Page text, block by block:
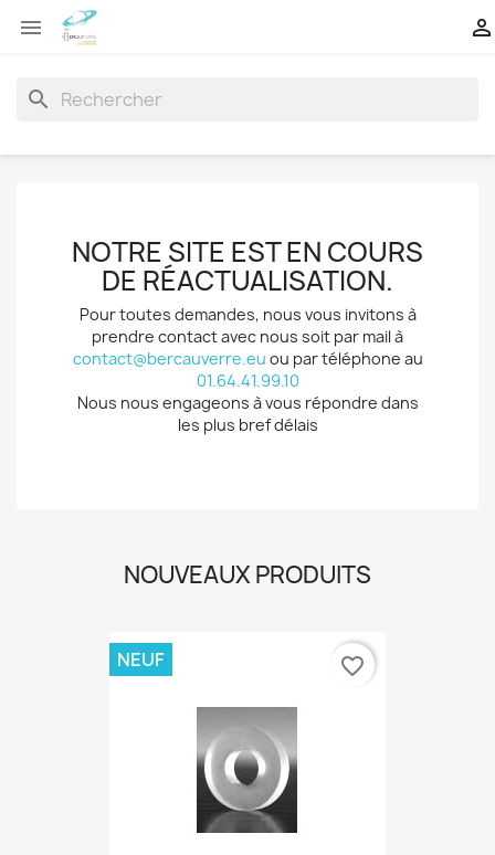
 
search
NOTRE SITE EST EN COURS
DE RÉACTUALISATION.
Pour toutes demandes, nous vous invitons à
prendre contact avec nous soit par mail à
contact@bercauverre.eu ou par téléphone au
01.64.41.99.10
Nous nous engageons à vous répondre dans
les plus bref délais
NOUVEAUX PRODUITS
NEUF favorite_border